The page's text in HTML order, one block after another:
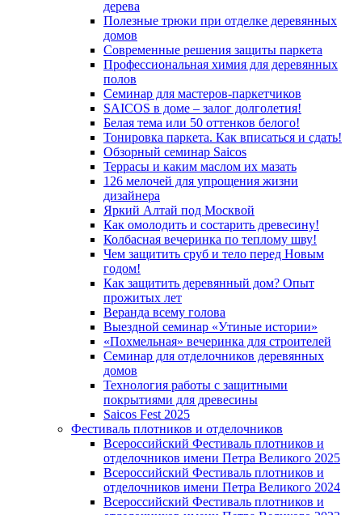
дерева
Полезные трюки при отделке деревянных
домов
Современные решения защиты паркета
Профессиональная химия для деревянных
полов
Семинар для мастеров-паркетчиков
SAICOS в доме – залог долголетия!
Белая тема или 50 оттенков белого!
Тонировка паркета. Как вписаться и сдать!
Обзорный семинар Saicos
Террасы и каким маслом их мазать
126 мелочей для упрощения жизни
дизайнера
Яркий Алтай под Москвой
Как омолодить и состарить древесину!
Колбасная вечеринка по теплому шву!
Чем защитить сруб и тело перед Новым
годом!
Как защитить деревянный дом? Опыт
прожитых лет
Веранда всему голова
Выездной семинар «Утиные истории»
«Похмельная» вечеринка для строителей
Семинар для отделочников деревянных
домов
Технология работы с защитными
покрытиями для древесины
Saicos Fest 2025
Фестиваль плотников и отделочников
Всероссийский Фестиваль плотников и
отделочников имени Петра Великого 2025
Всероссийский Фестиваль плотников и
отделочников имени Петра Великого 2024
Всероссийский Фестиваль плотников и